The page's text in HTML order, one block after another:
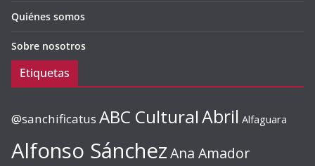
Quiénes somos
Sobre nosotros
Etiquetas
@sanchificatus ABC CulturalAbril Alfaguara
Alfonso SánchezAna Amador